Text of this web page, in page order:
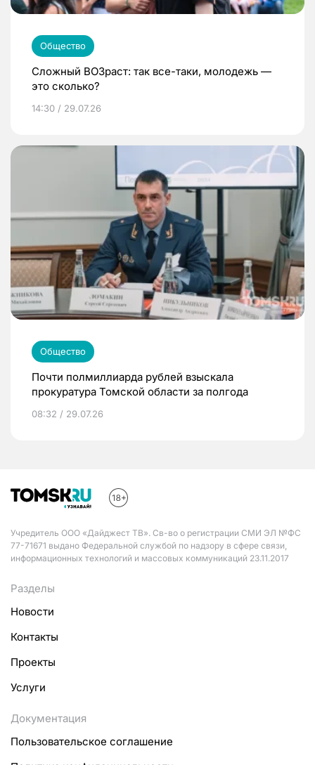
Общество
Сложный ВОЗраст: так все-таки, молодежь —
это сколько?
14:30 / 29.07.26
Общество
Почти полмиллиарда рублей взыскала
прокуратура Томской области за полгода
08:32 / 29.07.26
Учредитель ООО «Дайджест ТВ». Св-во о регистрации СМИ ЭЛ №ФС
77-71671 выдано Федеральной службой по надзору в сфере связи,
информационных технологий и массовых коммуникаций 23.11.2017
Разделы
Новости
Контакты
Проекты
Услуги
Документация
Пользовательское соглашение